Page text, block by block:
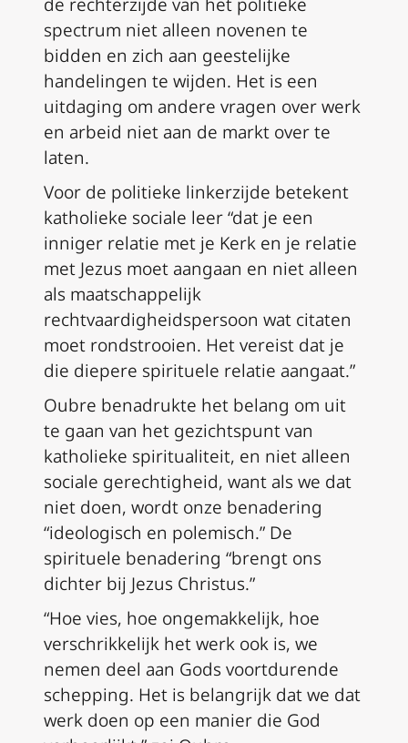
spectrum niet alleen novenen te
bidden en zich aan geestelijke
handelingen te wijden. Het is een
uitdaging om andere vragen over werk
en arbeid niet aan de markt over te
laten.
Voor de politieke linkerzijde betekent
katholieke sociale leer “dat je een
inniger relatie met je Kerk en je relatie
met Jezus moet aangaan en niet alleen
als maatschappelijk
rechtvaardigheidspersoon wat citaten
moet rondstrooien. Het vereist dat je
die diepere spirituele relatie aangaat.”
Oubre benadrukte het belang om uit
te gaan van het gezichtspunt van
katholieke spiritualiteit, en niet alleen
sociale gerechtigheid, want als we dat
niet doen, wordt onze benadering
“ideologisch en polemisch.” De
spirituele benadering “brengt ons
dichter bij Jezus Christus.”
“Hoe vies, hoe ongemakkelijk, hoe
verschrikkelijk het werk ook is, we
nemen deel aan Gods voortdurende
schepping. Het is belangrijk dat we dat
werk doen op een manier die God